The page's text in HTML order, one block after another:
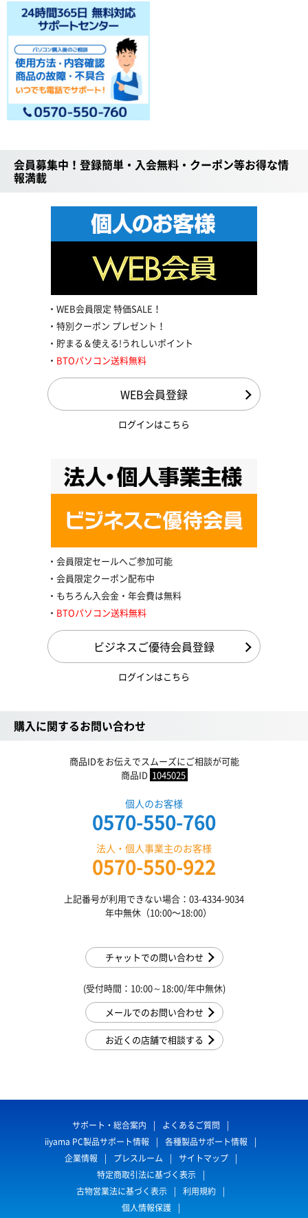
会員募集中！登録簡単・入会無料・クーポン等お得な情
報満載
WEB会員限定 特価SALE！
特別クーポン プレゼント！
貯まる＆使える!うれしいポイント
BTOパソコン送料無料
WEB会員登録
ログインはこちら
会員限定セールへご参加可能
会員限定クーポン配布中
もちろん入会金・年会費は無料
BTOパソコン送料無料
ビジネスご優待会員登録
ログインはこちら
購入に関するお問い合わせ
商品IDをお伝えでスムーズにご相談が可能
商品ID 1045025
個人のお客様
0570-550-760
法人・個人事業主のお客様
0570-550-922
上記番号が利用できない場合：03-4334-9034
年中無休（10:00〜18:00）
チャットでの問い合わせ
(受付時間：10:00～18:00/年中無休)
メールでのお問い合わせ
お近くの店舗で相談する
サポート・総合案内
よくあるご質問
iiyama PC製品サポート情報
各種製品サポート情報
企業情報
プレスルーム
サイトマップ
特定商取引法に基づく表示
古物営業法に基づく表示
利用規約
個人情報保護